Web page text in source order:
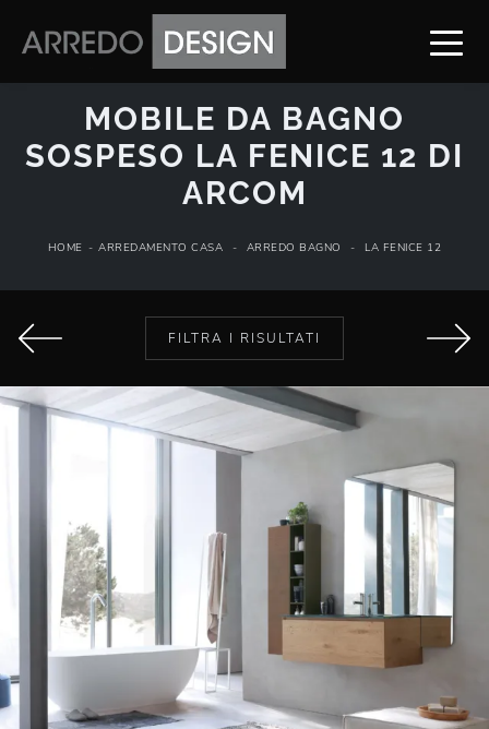
MOBILE DA BAGNO
SOSPESO LA FENICE 12 DI
ARCOM
HOME - ARREDAMENTO CASA - ARREDO BAGNO - LA FENICE 12
FILTRA I RISULTATI